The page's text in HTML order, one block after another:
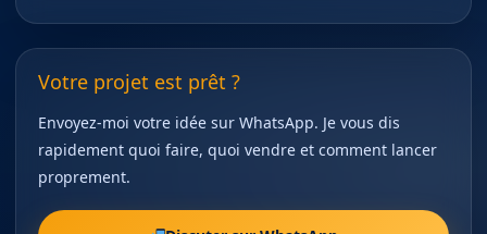
Votre projet est prêt ?
Envoyez-moi votre idée sur WhatsApp. Je vous dis
rapidement quoi faire, quoi vendre et comment lancer
proprement.